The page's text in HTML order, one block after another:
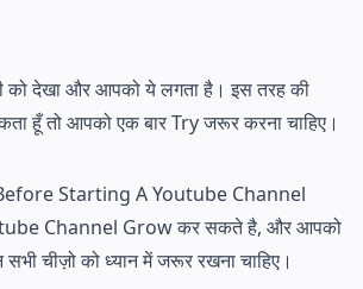
को देखा और आपको ये लगता है। इस तरह की
हूँ तो आपको एक बार Try जरूर करना चाहिए।
Before Starting A Youtube Channel
Channel Grow कर सकते है, और आपको
चीज़ो को ध्यान में जरूर रखना चाहिए।